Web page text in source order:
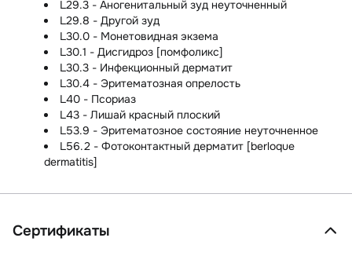
L29.3 - Аногенитальный зуд неуточненный
L29.8 - Другой зуд
L30.0 - Монетовидная экзема
L30.1 - Дисгидроз [помфоликс]
L30.3 - Инфекционный дерматит
L30.4 - Эритематозная опрелость
L40 - Псориаз
L43 - Лишай красный плоский
L53.9 - Эритематозное состояние неуточненное
L56.2 - Фотоконтактный дерматит [berloque
dermatitis]
Сертификаты